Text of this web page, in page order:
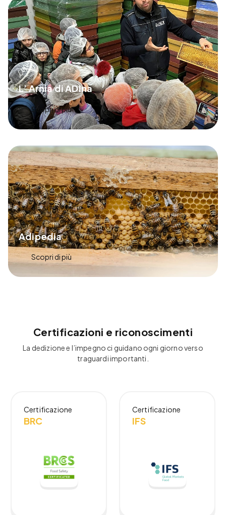
L’ Arnia di ADIna
Scopri di più
Adipedia
Scopri di più
Certificazioni e riconoscimenti
La dedizione e l’impegno ci guidano ogni giorno verso
traguardi importanti.
Certificazione
BRC
Certificazione
IFS